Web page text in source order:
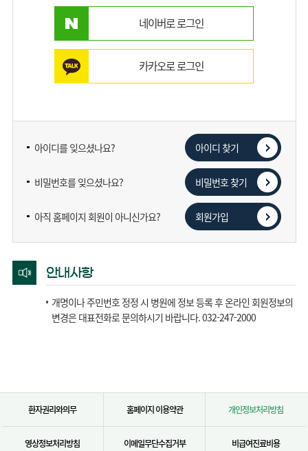
네이버로 로그인
카카오로 로그인
아이디를 잊으셨나요? 아이디 찾기
비밀번호를 잊으셨나요? 비밀번호 찾기
아직 홈페이지 회원이 아니신가요? 회원가입
안내사항
개명이나 주민번호 정정 시 병원에 정보 등록 후 온라인 회원정보의
변경은 대표전화로 문의하시기 바랍니다. 032-247-2000
환자권리와의무 홈페이지 이용약관 개인정보처리방침
영상정보처리방침 이메일무단수집거부 비급여진료비용